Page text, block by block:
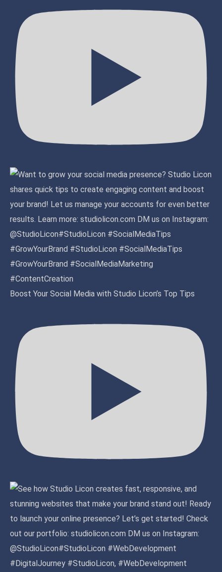
Boost Your Social Media with Studio Licon’s Top Tips